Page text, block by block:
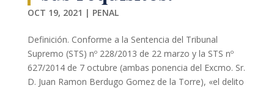
OCT 19, 2021 | PENAL
Definición. Conforme a la Sentencia del Tribunal
Supremo (STS) nº 228/2013 de 22 marzo y la STS nº
627/2014 de 7 octubre (ambas ponencia del Excmo. Sr.
D. Juan Ramon Berdugo Gomez de la Torre), «el delito